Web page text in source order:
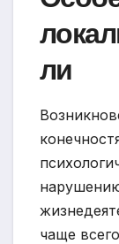
ли
чаще